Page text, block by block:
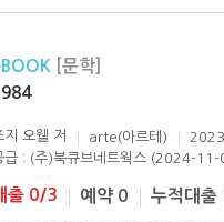
[문학]
지 오웰 저 arte(아르테)
급 : (주)북큐브네트웍스 (2024-11-
출 0/3 예약 0 누적대출